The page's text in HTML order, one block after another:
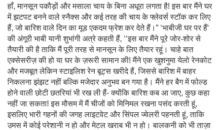
हाँ, मानसून पकौड़ों और मसाला चाय के बिना अधूरा लगता है! इस बार मैंने घर
में झटपट बनने वाले स्नैक्स और कई तरह की चाय के फ्लेवर्स स्टॉक कर लिए
हैं, जो बारिश वाले दिन का मूड एकदम फ्रेश कर देते हैं।” ‘भाबीजी घर पर हैं‘
की अंगूरी भाबी यानी शुभांगी अत्रे कहती हैं, ‘‘इस बार मैंने पूरे जोर-शोर से
तैयारी की है ताकि मैं पूरी तरह से मानसून के लिए तैयार रहूं। चाहे बात
एक्सेसरीज़ की हो या घर के ज़रूरी सामान की! मैंने एक खुशनुमा येलो रेनकोट
और मजबूत लेकिन स्टाइलिश रेन बूट्स खरीदे हैं, जिससे बारिश में बाहर
निकलना झंझट नहीं बल्कि मजेदार अनुभव बन गया है। मैंने हर बैग में फोल्ड
होने वाली छोटी छतरियां भी रख ली हैं- क्योंकि बारिश कब आ जाए, कुछ कहा
नहीं जा सकता! इस मौसम में मैं चीजों को मिनिमल रखना पसंद करती हूं,
इसलिए भारी गहनों की जगह लाइटवेट और सिंपल ज्वेलरी पहनती हूं, ताकि
उमस में कोई परेशानी न हो और मेटल खराब भी न हो। बालकनी को भी ताज़ा